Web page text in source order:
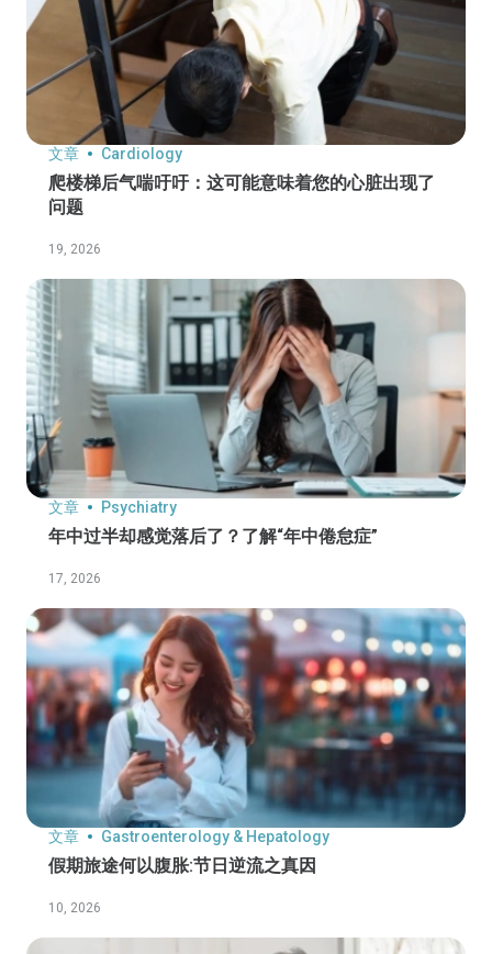
文章 Cardiology
爬楼梯后气喘吁吁：这可能意味着您的心脏出现了
问题
19, 2026
文章 Psychiatry
年中过半却感觉落后了？了解“年中倦怠症”
17, 2026
文章 Gastroenterology & Hepatology
假期旅途何以腹胀:节日逆流之真因
10, 2026